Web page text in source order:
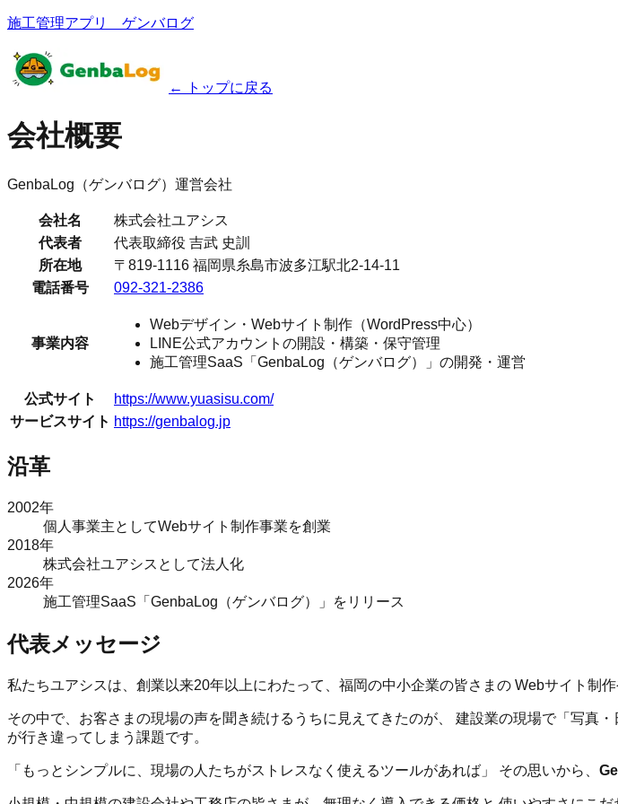
施工管理アプリ ゲンバログ
← トップに戻る
会社概要
GenbaLog（ゲンバログ）運営会社
会社名
株式会社ユアシス
代表者
代表取締役 吉武 史訓
所在地
〒819-1116 福岡県糸島市波多江駅北2-14-11
電話番号
092-321-2386
事業内容
Webデザイン・Webサイト制作（WordPress中心）
LINE公式アカウントの開設・構築・保守管理
施工管理SaaS「GenbaLog（ゲンバログ）」の開発・運営
公式サイト
https://www.yuasisu.com/
サービスサイト https://genbalog.jp
沿革
2002年
個人事業主としてWebサイト制作事業を創業
2018年
株式会社ユアシスとして法人化
2026年
施工管理SaaS「GenbaLog（ゲンバログ）」をリリース
代表メッセージ
私たちユアシスは、創業以来20年以上にわたって、福岡の中小企業の皆さまの Webサイト制
その中で、お客さまの現場の声を聞き続けるうちに見えてきたのが、 建設業の現場で「写真
が行き違ってしまう課題です。
「もっとシンプルに、現場の人たちがストレスなく使えるツールがあれば」 その思いから、